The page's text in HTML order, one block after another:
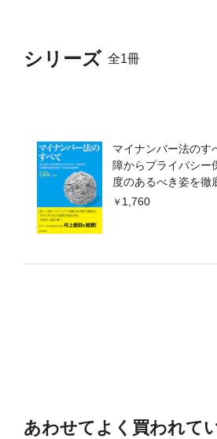
シリーズ 全1冊
マイナンバー法の
障からプライバシ
度のあるべき姿を徹
1,760
あわせてよく買われて